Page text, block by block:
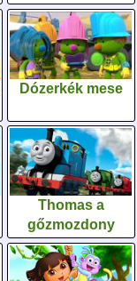
Dózerkék mese
Thomas a
gőzmozdony